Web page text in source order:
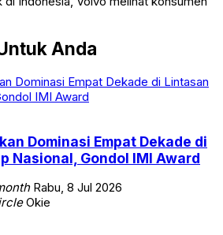
Anda
Dominasi Empat Dekade di
Nasional, Gondol IMI Award
Rabu, 8 Jul 2026
Okie